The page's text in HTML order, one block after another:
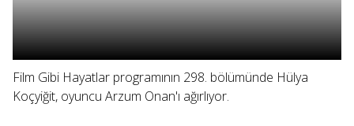
Film Gibi Hayatlar programının 298. bölümünde Hülya
Koçyiğit, oyuncu Arzum Onan'ı ağırlıyor.